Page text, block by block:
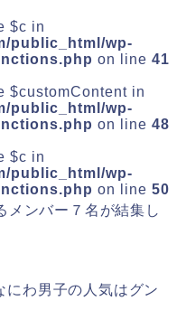
$c in
public_html/wp-
on line 41
$customContent in
public_html/wp-
on line 48
$c in
public_html/wp-
on line 50
メンバー７名が結集し
にわ男子の人気はグン